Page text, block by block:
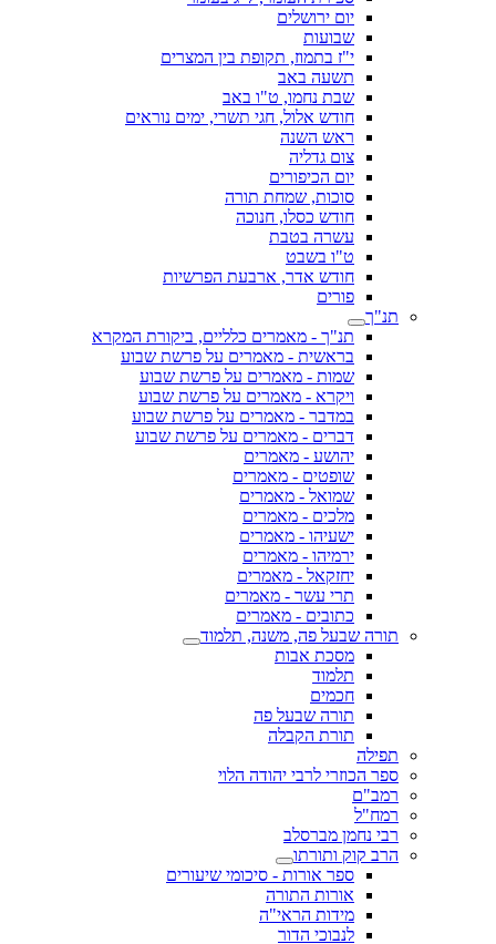
יום ירושלים
שבועות
י"ז בתמוז, תקופת בין המצרים
תשעה באב
שבת נחמו, ט"ו באב
חודש אלול, חגי תשרי, ימים נוראים
ראש השנה
צום גדליה
יום הכיפורים
סוכות, שמחת תורה
חודש כסלו, חנוכה
עשרה בטבת
ט"ו בשבט
חודש אדר, ארבעת הפרשיות
פורים
תנ"ך
תנ"ך - מאמרים כלליים, ביקורת המקרא
בראשית - מאמרים על פרשת שבוע
שמות - מאמרים על פרשת שבוע
ויקרא - מאמרים על פרשת שבוע
במדבר - מאמרים על פרשת שבוע
דברים - מאמרים על פרשת שבוע
יהושע - מאמרים
שופטים - מאמרים
שמואל - מאמרים
מלכים - מאמרים
ישעיהו - מאמרים
ירמיהו - מאמרים
יחזקאל - מאמרים
תרי עשר - מאמרים
כתובים - מאמרים
תורה שבעל פה, משנה, תלמוד
מסכת אבות
תלמוד
חכמים
תורה שבעל פה
תורת הקבלה
תפילה
ספר הכוזרי לרבי יהודה הלוי
רמב"ם
רמח"ל
רבי נחמן מברסלב
הרב קוק ותורתו
ספר אורות - סיכומי שיעורים
אורות התורה
מידות הראי"ה
לנבוכי הדור